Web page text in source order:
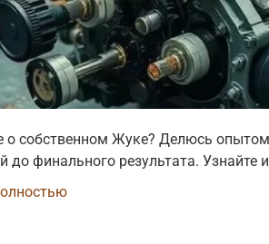
о собственном Жуке? Делюсь
до финального результата. Узнайте